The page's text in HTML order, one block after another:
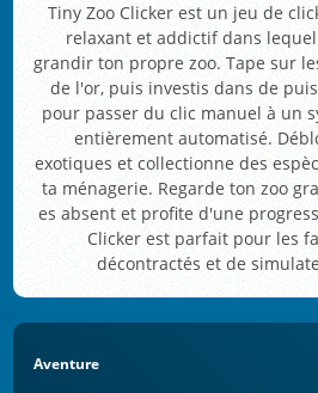
Tiny Zoo Clicker est un jeu de
relaxant et addictif dans
grandir ton propre zoo. Tape sur
de l'or, puis investis dans de
pour passer du clic manuel à un
entièrement automatisé.
exotiques et collectionne des
ta ménagerie. Regarde ton zoo
es absent et profite d'une
Clicker est parfait pour les
décontractés et de
Aventure